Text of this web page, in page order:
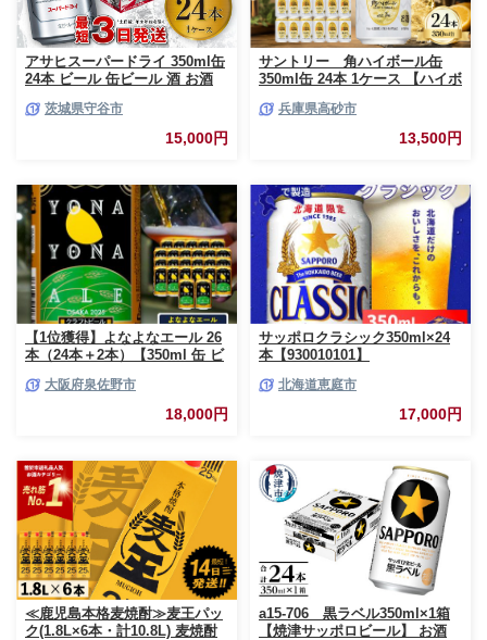
アサヒスーパードライ 350ml缶
24本 ビール 缶ビール 酒 お酒
茨城県守谷市
15,000円
サントリー 角ハイボール缶
350ml缶 24本 1ケース 【ハイボ
県 高砂市 ふるさと納税】
兵庫県高砂市
13,500円
【1位獲得】よなよなエール 26
本（24本＋2本）【350ml 缶 ビ
み比べ 晩酌 高評価 家計応援 特
別規格 ヤッホーブルーイング】
大阪府泉佐野市
18,000円
サッポロクラシック350ml×24
本【930010101】
北海道恵庭市
17,000円
≪鹿児島本格麦焼酎≫麦王パッ
ク(1.8L×6本・計10.8L) 麦焼酎
a15-706 黒ラベル350ml×1箱
【焼津サッポロビール】 お酒